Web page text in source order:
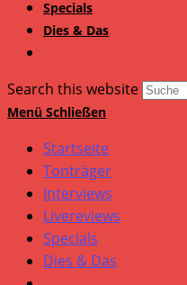
Specials
Dies & Das
Search this website
Menü Schließen
Startseite
Tonträger
Interviews
Livereviews
Specials
Dies & Das